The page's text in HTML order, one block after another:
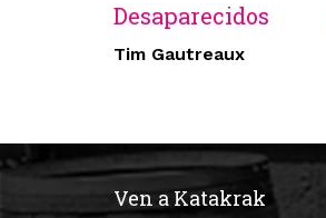
Desaparecidos
Tim Gautreaux
Ven a Katakrak